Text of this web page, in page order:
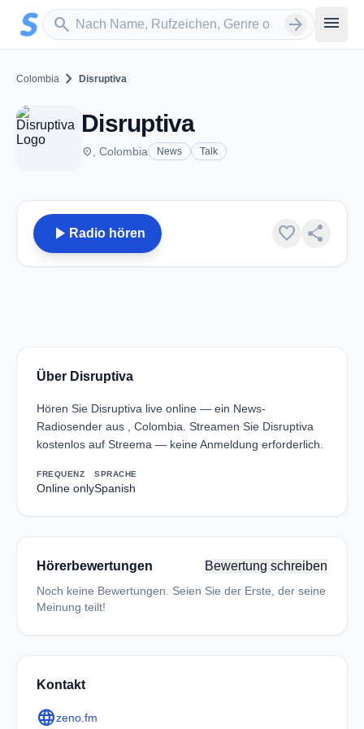
Zum Hauptinhalt springen
search
Sender suchen arrow_forward menu
Colombia chevron_right Disruptiva
Disruptiva
place , Colombia News Talk
play_arrow Radio hören favorite share
Über Disruptiva
Hören Sie Disruptiva live online — ein News-
Radiosender aus , Colombia. Streamen Sie Disruptiva
kostenlos auf Streema — keine Anmeldung erforderlich.
FREQUENZ
Online only
SPRACHE
Spanish
Hörerbewertungen Bewertung schreiben
Noch keine Bewertungen. Seien Sie der Erste, der seine
Meinung teilt!
Kontakt
languagezeno.fm